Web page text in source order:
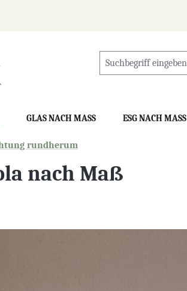
GLAS NACH MASS ESG NACH MASS
rundherum
nach Maß